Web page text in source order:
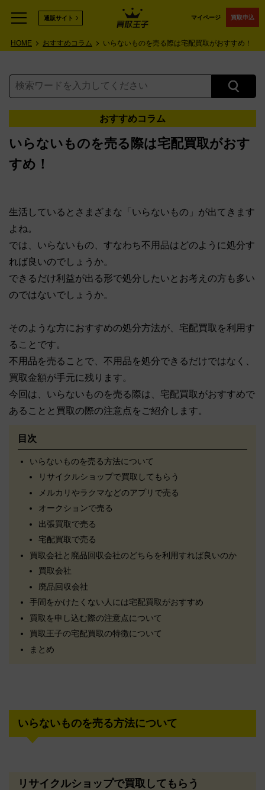
マイページ 買取申込
通販サイト
HOME おすすめコラム いらないものを売る際は宅配買取がおすすめ！
おすすめコラム
いらないものを売る際は宅配買取がおす
すめ！
生活しているとさまざまな「いらないもの」が出てきます
よね。
では、いらないもの、すなわち不用品はどのように処分す
れば良いのでしょうか。
できるだけ利益が出る形で処分したいとお考えの方も多い
のではないでしょうか。
そのような方におすすめの処分方法が、宅配買取を利用す
ることです。
不用品を売ることで、不用品を処分できるだけではなく、
買取金額が手元に残ります。
今回は、いらないものを売る際は、宅配買取がおすすめで
あることと買取の際の注意点をご紹介します。
目次
いらないものを売る方法について
リサイクルショップで買取してもらう
メルカリやラクマなどのアプリで売る
オークションで売る
出張買取で売る
宅配買取で売る
買取会社と廃品回収会社のどちらを利用すれば良いのか
買取会社
廃品回収会社
手間をかけたくない人には宅配買取がおすすめ
買取を申し込む際の注意点について
買取王子の宅配買取の特徴について
まとめ
いらないものを売る方法について
リサイクルショップで買取してもらう